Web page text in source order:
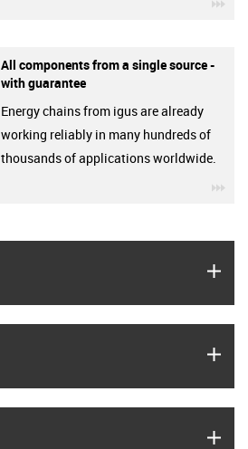
All components from a single source -
with guarantee
Energy chains from igus are already
working reliably in many hundreds of
thousands of applications worldwide.